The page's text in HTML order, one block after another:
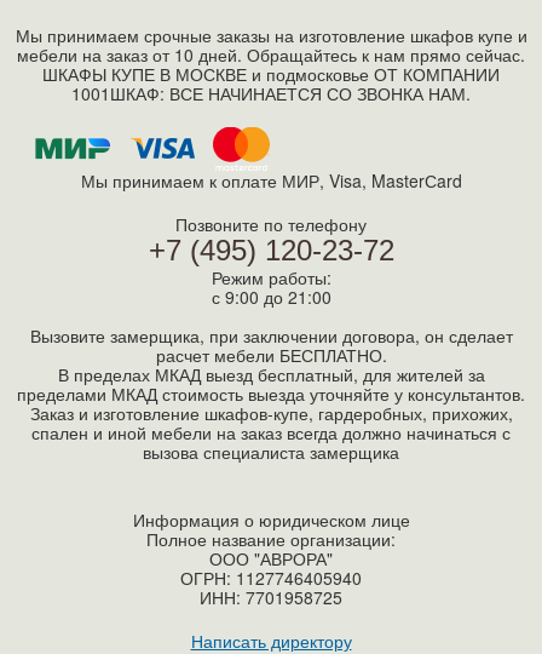
Мы принимаем срочные заказы на изготовление шкафов купе и
мебели на заказ от 10 дней. Обращайтесь к нам прямо сейчас.
ШКАФЫ КУПЕ В МОСКВЕ и подмосковье ОТ КОМПАНИИ
1001ШКАФ: ВСЕ НАЧИНАЕТСЯ СО ЗВОНКА НАМ.
Мы принимаем к оплате МИР, Visa, MasterСard
Позвоните по телефону
+7 (495) 120-23-72
Режим работы:
с 9:00 до 21:00
Вызовите замерщика, при заключении договора, он сделает
расчет мебели БЕСПЛАТНО.
В пределах МКАД выезд бесплатный, для жителей за
пределами МКАД стоимость выезда уточняйте у консультантов.
Заказ и изготовление шкафов-купе, гардеробных, прихожих,
спален и иной мебели на заказ всегда должно начинаться с
вызова специалиста замерщика
Информация о юридическом лице
Полное название организации:
ООО "АВРОРА"
ОГРН: 1127746405940
ИНН: 7701958725
Написать директору